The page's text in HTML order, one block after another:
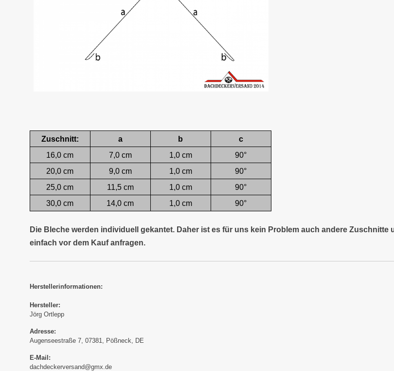
Zuschnitt: a b
c
16,0 cm
7,0 cm 1,0 cm
90°
20,0 cm
9,0 cm 1,0 cm
90°
25,0 cm
11,5 cm 1,0 cm
90°
30,0 cm
14,0 cm 1,0 cm 90°
Die Bleche werden individuell gekantet. Daher ist es für uns kein Problem auch andere
einfach vor dem Kauf anfragen.
Herstellerinformationen:
Hersteller:
Jörg Ortlepp
Adresse:
Augenseestraße 7, 07381, Pößneck, DE
E-Mail:
dachdeckerversand@gmx.de